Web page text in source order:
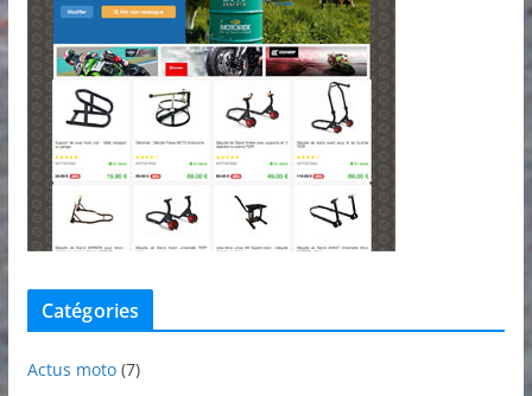
Catégories
Actus moto(7)